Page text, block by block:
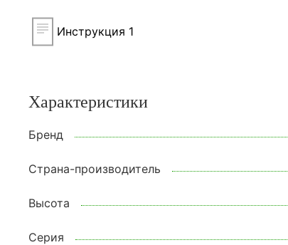
Инструкция 1
Характеристики
Бренд
Страна-производитель
Высота
Серия